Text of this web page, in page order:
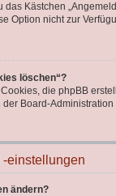
Kästchen
Option nicht zur
löschen“?
die phpBB
der Board-
-einstellungen
ändern?